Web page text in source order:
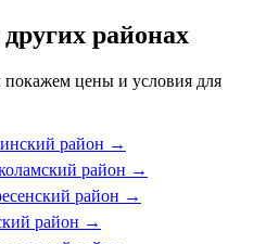
районах
цены и условия для
район →
район →
район →
район →